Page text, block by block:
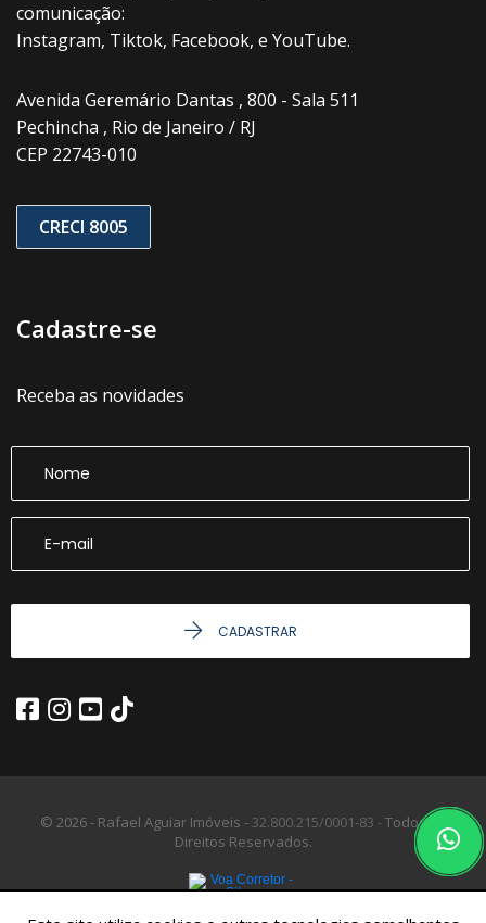
comunicação:
Instagram, Tiktok, Facebook, e YouTube.
Avenida Geremário Dantas , 800 - Sala 511
Pechincha , Rio de Janeiro / RJ
CEP 22743-010
CRECI 8005
Cadastre-se
Receba as novidades
CADASTRAR
© 2026 - Rafael Aguiar Imóveis - 32.800.215/0001-83 -Todos os
Direitos Reservados.